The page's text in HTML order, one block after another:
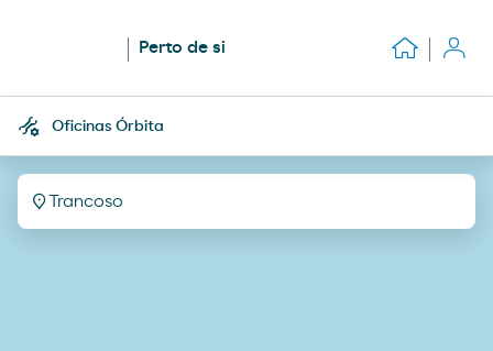
Perto de si
Oficinas Órbita
Trancoso